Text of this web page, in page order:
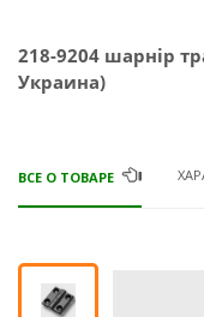
Категории
Отзывы
218-9204 шарнір
Украина)
ВСЕ О ТОВАРЕ